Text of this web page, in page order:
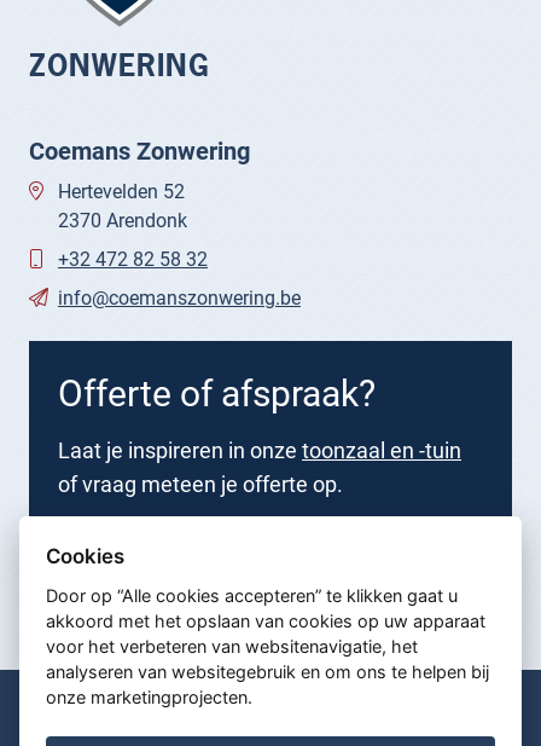
ZONWERING
Coemans Zonwering
Hertevelden 52
2370 Arendonk
+32 472 82 58 32
info@coemanszonwering.be
Offerte of afspraak?
Laat je inspireren in onze toonzaal en -tuin
of vraag meteen je offerte op.
Nu aanvragen
© Coemans Zonwering 2026
Cookies
Door op “Alle cookies accepteren” te klikken gaat u
akkoord met het opslaan van cookies op uw apparaat
voor het verbeteren van websitenavigatie, het
analyseren van websitegebruik en om ons te helpen bij
onze marketingprojecten.